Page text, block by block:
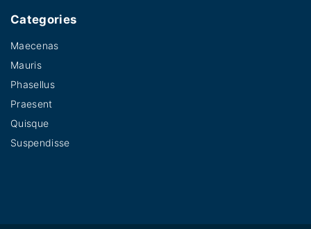
Categories
Maecenas
Mauris
Phasellus
Praesent
Quisque
Suspendisse